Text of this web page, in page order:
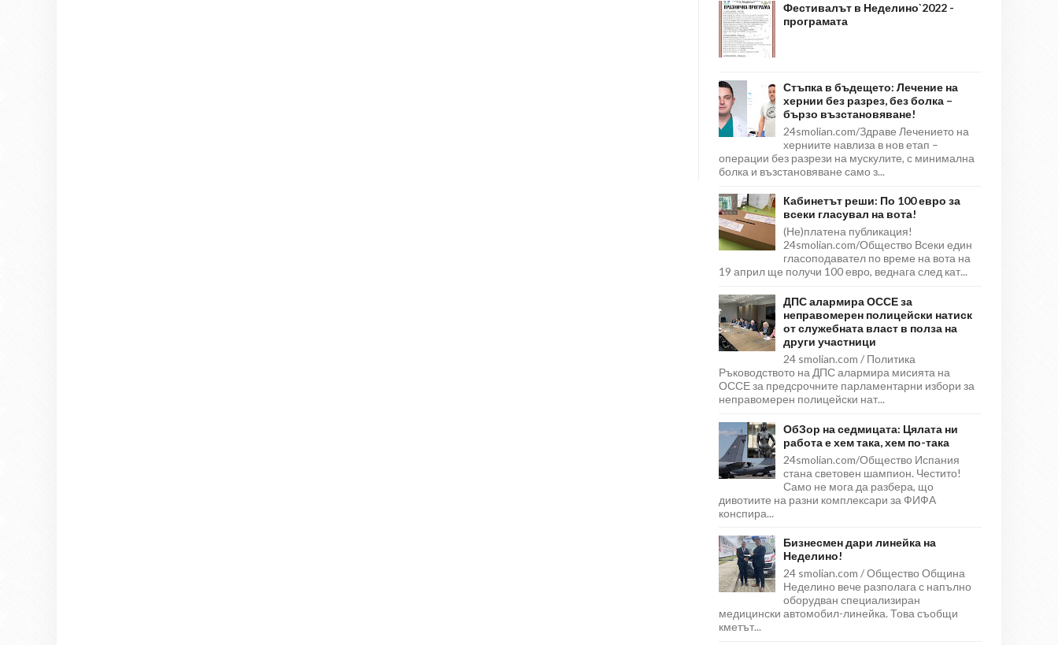
Фестивалът в Неделино`2022 -
програмата
Стъпка в бъдещето: Лечение на
хернии без разрез, без болка –
бързо възстановяване!
24smolian.com/Здраве Лечението на
херниите навлиза в нов етап –
операции без разрези на мускулите, с минимална
болка и възстановяване само з...
Кабинетът реши: По 100 евро за
всеки гласувал на вота!
(Не)платена публикация!
24smolian.com/Общество Всеки един
гласоподавател по време на вота на
19 април ще получи 100 евро, веднага след кат...
ДПС алармира ОССЕ за
неправомерен полицейски натиск
от служебната власт в полза на
други участници
24 smolian.com / Политика
Ръководството на ДПС алармира мисията на
ОССЕ за предсрочните парламентарни избори за
неправомерен полицейски нат...
ОбЗор на седмицата: Цялата ни
работа е хем така, хем по-така
24smolian.com/Общество Испания
стана световен шампион. Честито!
Само не мога да разбера, що
дивотиите на разни комплексари за ФИФА
конспира...
Бизнесмен дари линейка на
Неделино!
24 smolian.com / Общество Община
Неделино вече разполага с напълно
оборудван специализиран
медицински автомобил-линейка. Това съобщи
кметът...